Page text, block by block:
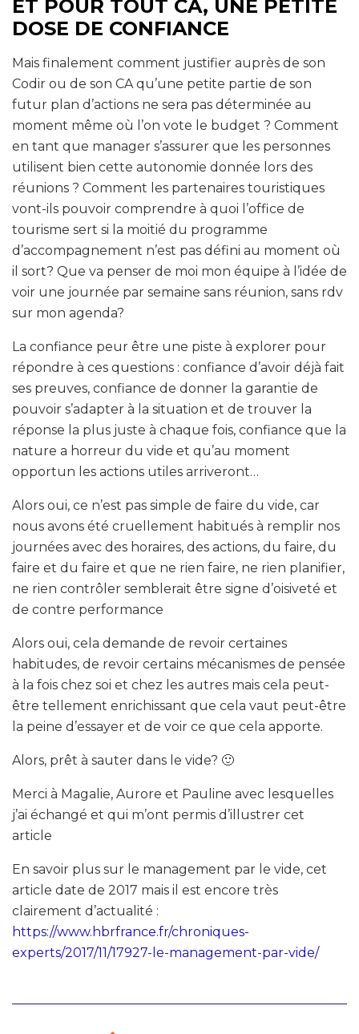
ET POUR TOUT CA, UNE PETITE
DOSE DE CONFIANCE
Mais finalement comment justifier auprès de son
Codir ou de son CA qu’une petite partie de son
futur plan d’actions ne sera pas déterminée au
moment même où l’on vote le budget ? Comment
en tant que manager s’assurer que les personnes
utilisent bien cette autonomie donnée lors des
réunions ? Comment les partenaires touristiques
vont-ils pouvoir comprendre à quoi l’office de
tourisme sert si la moitié du programme
d’accompagnement n’est pas défini au moment où
il sort? Que va penser de moi mon équipe à l’idée de
voir une journée par semaine sans réunion, sans rdv
sur mon agenda?
La confiance peur être une piste à explorer pour
répondre à ces questions : confiance d’avoir déjà fait
ses preuves, confiance de donner la garantie de
pouvoir s’adapter à la situation et de trouver la
réponse la plus juste à chaque fois, confiance que la
nature a horreur du vide et qu’au moment
opportun les actions utiles arriveront…
Alors oui, ce n’est pas simple de faire du vide, car
nous avons été cruellement habitués à remplir nos
journées avec des horaires, des actions, du faire, du
faire et du faire et que ne rien faire, ne rien planifier,
ne rien contrôler semblerait être signe d’oisiveté et
de contre performance
Alors oui, cela demande de revoir certaines
habitudes, de revoir certains mécanismes de pensée
à la fois chez soi et chez les autres mais cela peut-
être tellement enrichissant que cela vaut peut-être
la peine d’essayer et de voir ce que cela apporte.
Alors, prêt à sauter dans le vide? 🙂
Merci à Magalie, Aurore et Pauline avec lesquelles
j’ai échangé et qui m’ont permis d’illustrer cet
article
En savoir plus sur le management par le vide, cet
article date de 2017 mais il est encore très
clairement d’actualité :
https://www.hbrfrance.fr/chroniques-
experts/2017/11/17927-le-management-par-vide/